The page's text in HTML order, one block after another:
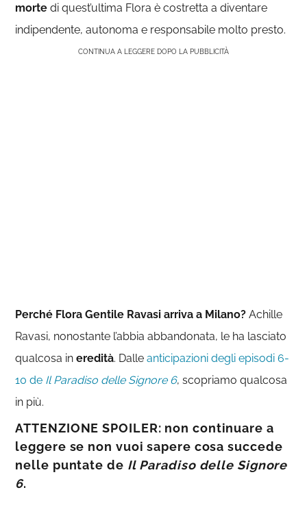
morte di quest’ultima Flora è costretta a diventare
indipendente, autonoma e responsabile molto presto.
CONTINUA A LEGGERE DOPO LA PUBBLICITÀ
Perché Flora Gentile Ravasi arriva a Milano? Achille
Ravasi, nonostante l’abbia abbandonata, le ha lasciato
qualcosa ineredità. Dalleanticipazioni degli episodi 6-
10 de Il Paradiso delle Signore 6, scopriamo qualcosa
in più.
ATTENZIONE SPOILER: non continuare a
leggere se non vuoi sapere cosa succede
nelle puntate de Il Paradiso delle Signore
6.